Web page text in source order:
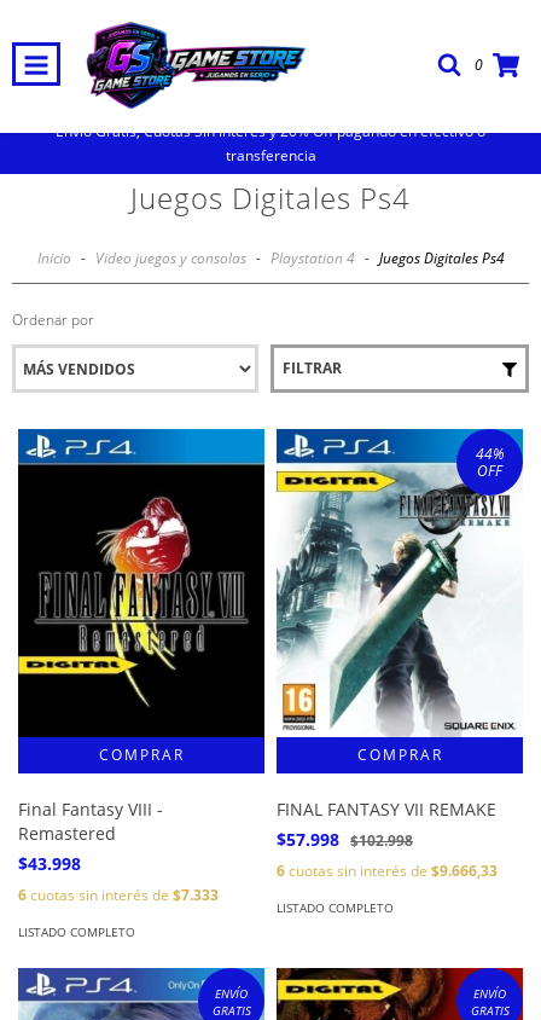
0
Envio Gratis, Cuotas Sin Interes y 20% Off pagando en efectivo o
transferencia
Juegos Digitales Ps4
Inicio - Video juegos y consolas - Playstation 4 - Juegos Digitales Ps4
Ordenar por
FILTRAR
Final Fantasy VIII -
Remastered
$43.998
6cuotas sin interés de $7.333
LISTADO COMPLETO
44%
OFF
FINAL FANTASY VII REMAKE
$57.998 $102.998
6cuotas sin interés de $9.666,33
LISTADO COMPLETO
ENVÍO
GRATIS
ENVÍO
GRATIS